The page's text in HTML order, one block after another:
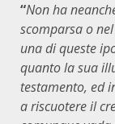
“Non ha
scomparsa o
una di queste
quanto la sua
testamento, ed
a riscuotere il